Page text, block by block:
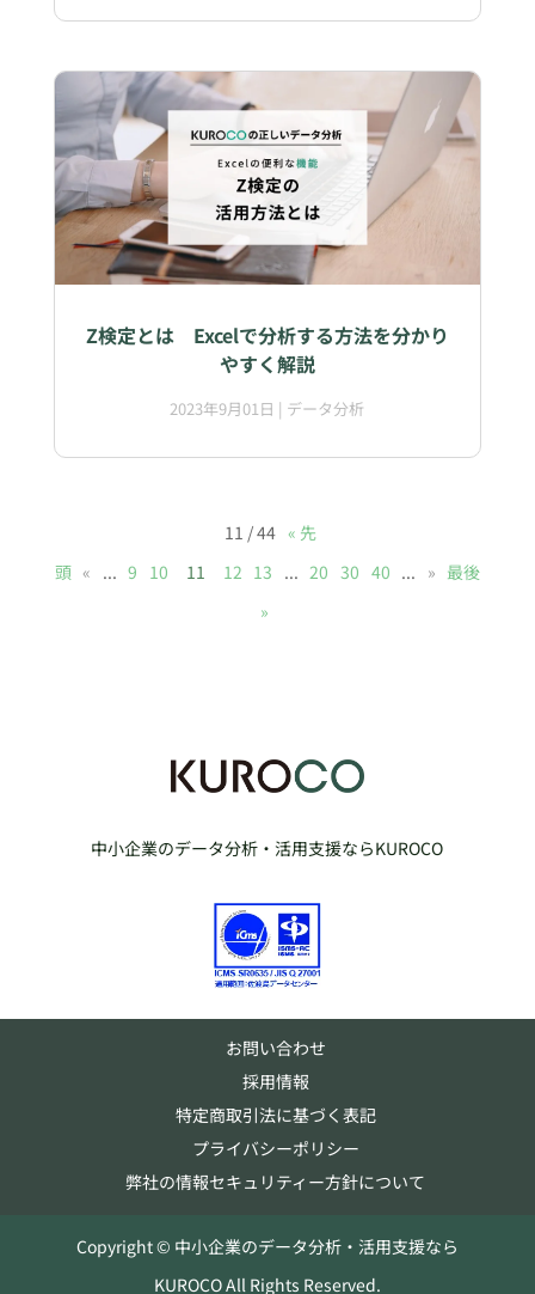
Z検定とは Excelで分析する方法を分かり
やすく解説
2023年9月01日 | データ分析
11 / 44 « 先
頭 « ... 9 10 11 12 13 ... 20 30 40 ... » 最後
»
中小企業のデータ分析・活用支援ならKUROCO
お問い合わせ
採用情報
特定商取引法に基づく表記
プライバシーポリシー
弊社の情報セキュリティー方針について
Copyright © 中小企業のデータ分析・活用支援なら
KUROCO All Rights Reserved.